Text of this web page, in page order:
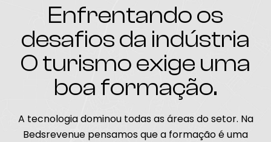
Enfrentando os
desafios da indústria
O turismo exige uma
boa formação.
A tecnologia dominou todas as áreas do setor. Na
Bedsrevenue pensamos que a formação é uma